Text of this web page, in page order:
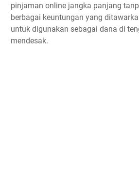
pinjaman online jangka panjang
berbagai keuntungan yang
untuk digunakan sebagai dana di
mendesak.